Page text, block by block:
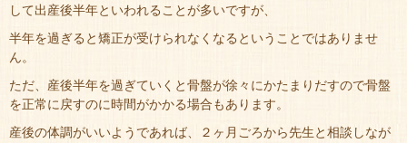
して出産後半年といわれることが多いですが、
半年を過ぎると矯正が受けられなくなるということではありませ
ん。
ただ、産後半年を過ぎていくと骨盤が徐々にかたまりだすので骨盤
を正常に戻すのに時間がかかる場合もあります。
産後の体調がいいようであれば、２ヶ月ごろから先生と相談しなが